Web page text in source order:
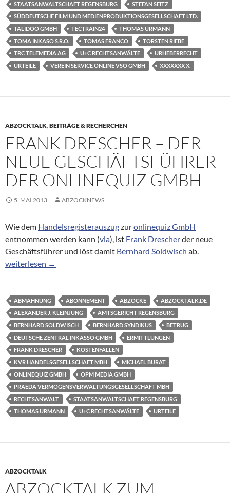
STAATSANWALTSCHAFT REGENSBURG
STEFAN SEITZ
SÜDDEUTSCHE FILM UND MEDIENPRODUKTIONSGESELLSCHAFT LTD.
TALIDOO GMBH
TECTRAIN24
THOMAS URMANN
TOMA INKASO S.R.O.
TOMAS FRANCO
TORSTEN RIEBE
TRC TELEMEDIA AG
U+C RECHTSANWÄLTE
URHEBERRECHT
URTEILE
VEREIN SERVICE ONLINE VSO GMBH XXXXXXX X.
ABZOCKTALK,BEITRÄGE & RECHERCHEN
FRANK DRESCHER – DER
NEUE GESCHÄFTSFÜHRER
DER ONLINEQUIZ GMBH
5. MAI 2013 ABZOCKNEWS
Wie dem Handelsregisterauszugzuronlinequiz GmbH
entnommen werden kann (via), ist Frank Drescherder neue
Geschäftsführer und löst damit Bernhard Soldwisch ab.
Frank Drescher – der neue Geschäftsführer der onlinequiz
weiterlesen →
ABMAHNUNG ABONNEMENT ABZOCKE
ABZOCKTALK.DE
ALEXANDER J. KLEINJUNG
AMTSGERICHT REGENSBURG
BERNHARD SOLDWISCH
BERNHARD SYNDIKUS
BETRUG
DEUTSCHE ZENTRAL INKASSO GMBH
ERMITTLUNGEN
FRANK DRESCHER
KOSTENFALLEN
KVR HANDELSGESELLSCHAFT MBH
MICHAEL BURAT
ONLINEQUIZ GMBH
OPM MEDIA GMBH
PRAEDA VERMÖGENSVERWALTUNGSGESELLSCHAFT MBH
RECHTSANWALT
STAATSANWALTSCHAFT REGENSBURG
THOMAS URMANN
U+C RECHTSANWÄLTE URTEILE
ABZOCKTALK
ABZOCKTALK ZUM